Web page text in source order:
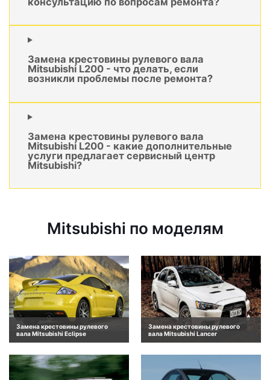
Замена крестовины рулевого вала
Mitsubishi L200 - что делать, если
возникли проблемы после ремонта?
Замена крестовины рулевого вала
Mitsubishi L200 - какие дополнительные
услуги предлагает сервисный центр
Mitsubishi?
Mitsubishi по моделям
Замена крестовины рулевого
вала Mitsubishi Eclipse
Замена крестовины рулевого
вала Mitsubishi Lancer